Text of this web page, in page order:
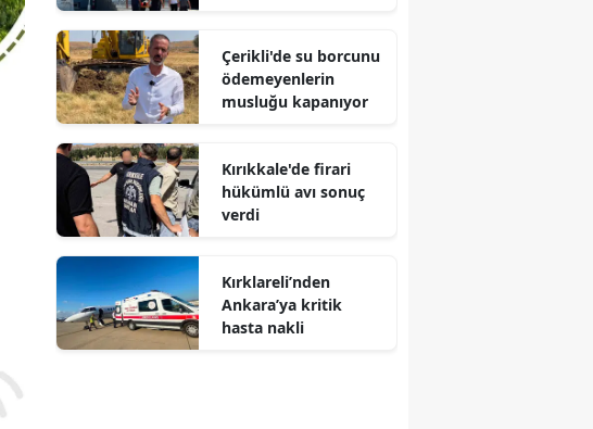
Çerikli'de su borcunu
ödemeyenlerin
musluğu kapanıyor
Kırıkkale'de firari
hükümlü avı sonuç
verdi
Kırklareli’nden
Ankara’ya kritik
hasta nakli